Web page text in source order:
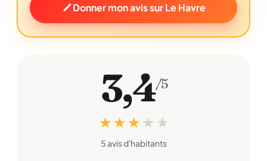
Donner mon avis sur Le Havre
3,4/5
★ ★ ★ ★ ★
5 avis d'habitants